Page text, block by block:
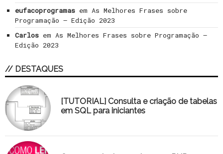
eufacoprogramas em As Melhores Frases sobre
Programação – Edição 2023
Carlos em As Melhores Frases sobre Programação –
Edição 2023
// DESTAQUES
[TUTORIAL] Consulta e criação de tabelas
em SQL para iniciantes